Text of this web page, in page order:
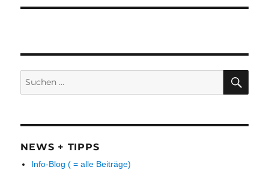
nach:
NEWS + TIPPS
Info-Blog ( = alle Beiträge)